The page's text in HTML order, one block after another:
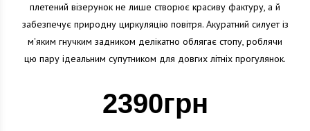
плетений візерунок не лише створює красиву фактуру, а й
забезпечує природну циркуляцію повітря. Акуратний силует із
м'яким гнучким задником делікатно облягає стопу, роблячи
цю пару ідеальним супутником для довгих літніх прогулянок.
2390грн